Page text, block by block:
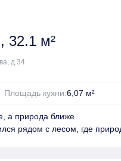
комфорт сочетаются с
пространство для
32.1 м²
д 34
Площадь кухни:6,07 м²
а природа ближе
рядом с лесом, где